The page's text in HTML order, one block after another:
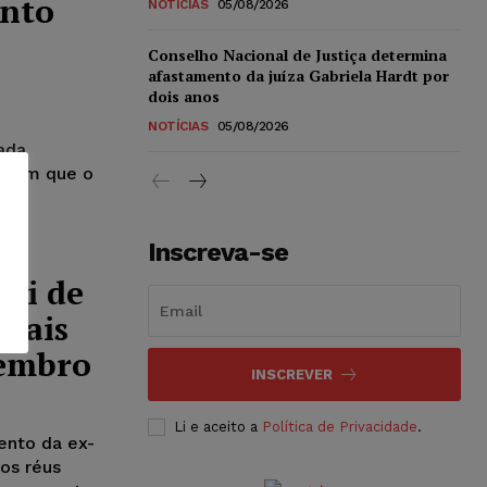
que o
de
da ex-
réus
NOTÍCIAS 05/08/2026
Conselho Nacional de Justiça determina
afastamento da juíza Gabriela Hardt por
dois anos
NOTÍCIAS 05/08/2026
Inscreva-se
INSCREVER
Li e aceito a Política de Privacidade.